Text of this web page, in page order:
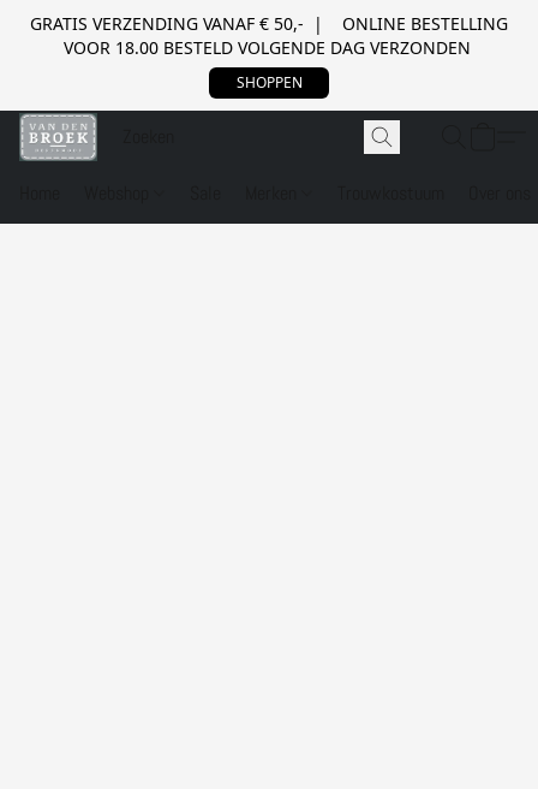
GRATIS VERZENDING VANAF € 50,- | ONLINE BESTELLING
VOOR 18.00 BESTELD VOLGENDE DAG VERZONDEN
SHOPPEN